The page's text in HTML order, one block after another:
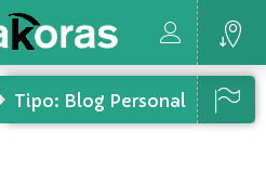
Tipo: Blog Personal